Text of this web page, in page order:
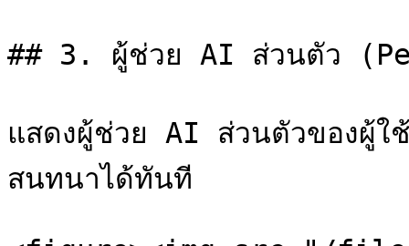
## 3. ผู้ช่วย AI ส่วนตัว
แสดงผู้ช่วย AI ส่วนตัวของผู้ใช้
สนทนาได้ทันที